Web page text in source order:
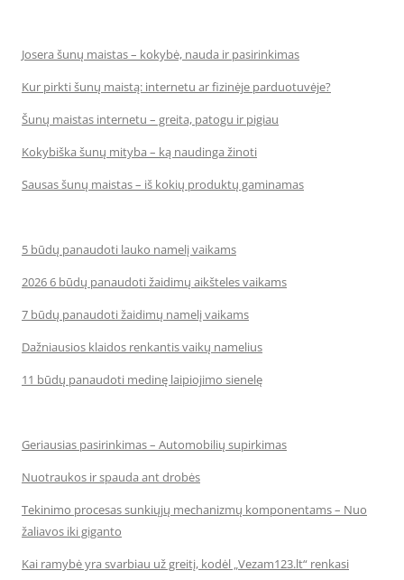
Josera šunų maistas – kokybė, nauda ir pasirinkimas
Kur pirkti šunų maistą: internetu ar fizinėje parduotuvėje?
Šunų maistas internetu – greita, patogu ir pigiau
Kokybiška šunų mityba – ką naudinga žinoti
Sausas šunų maistas – iš kokių produktų gaminamas
5 būdų panaudoti lauko namelį vaikams
2026 6 būdų panaudoti žaidimų aikšteles vaikams
7 būdų panaudoti žaidimų namelį vaikams
Dažniausios klaidos renkantis vaikų namelius
11 būdų panaudoti medinę laipiojimo sienelę
Geriausias pasirinkimas – Automobilių supirkimas
Nuotraukos ir spauda ant drobės
Tekinimo procesas sunkiųjų mechanizmų komponentams – Nuo
žaliavos iki giganto
Kai ramybė yra svarbiau už greitį, kodėl „Vezam123.lt“ renkasi